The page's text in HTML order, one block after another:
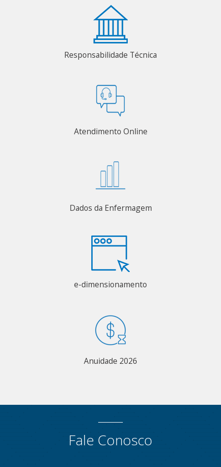
Responsabilidade Técnica
Atendimento Online
Dados da Enfermagem
e-dimensionamento
Anuidade 2026
Fale Conosco